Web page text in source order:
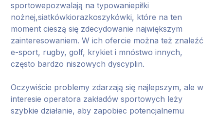
sportowepozwalają na typowaniepiłki
nożnej,siatkówkiorazkoszykówki, które na ten
moment cieszą się zdecydowanie największym
zainteresowaniem. W ich ofercie można też znaleźć
e-sport, rugby, golf, krykiet i mnóstwo innych,
często bardzo niszowych dyscyplin.
Oczywiście problemy zdarzają się najlepszym, ale w
interesie operatora zakładów sportowych leży
szybkie działanie, aby zapobiec potencjalnemu